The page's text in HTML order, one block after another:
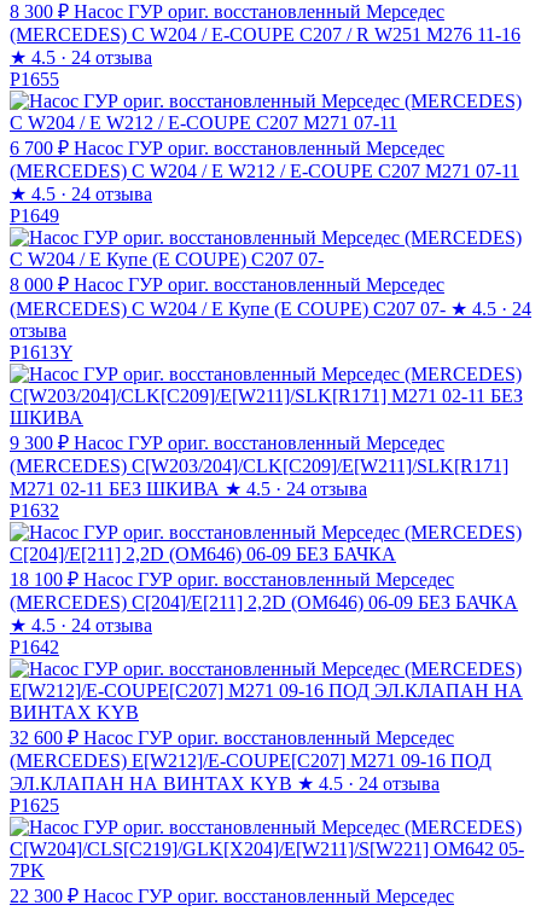
8 300 ₽ Насос ГУР ориг. восстановленный Мерседес
(MERCEDES) C W204 / E-COUPE C207 / R W251 M276 11-16
★ 4.5 · 24 отзыва
P1655
6 700 ₽ Насос ГУР ориг. восстановленный Мерседес
(MERCEDES) C W204 / E W212 / E-COUPE C207 M271 07-11
★ 4.5 · 24 отзыва
P1649
8 000 ₽ Насос ГУР ориг. восстановленный Мерседес
(MERCEDES) C W204 / Е Купе (E COUPE) C207 07- ★ 4.5 · 24
отзыва
P1613Y
9 300 ₽ Насос ГУР ориг. восстановленный Мерседес
(MERCEDES) C[W203/204]/CLK[C209]/E[W211]/SLK[R171]
M271 02-11 БЕЗ ШКИВА ★ 4.5 · 24 отзыва
P1632
18 100 ₽ Насос ГУР ориг. восстановленный Мерседес
(MERCEDES) C[204]/E[211] 2,2D (OM646) 06-09 БЕЗ БАЧКА
★ 4.5 · 24 отзыва
P1642
32 600 ₽ Насос ГУР ориг. восстановленный Мерседес
(MERCEDES) E[W212]/E-COUPE[C207] M271 09-16 ПОД
ЭЛ.КЛАПАН НА ВИНТАХ KYB ★ 4.5 · 24 отзыва
P1625
22 300 ₽ Насос ГУР ориг. восстановленный Мерседес